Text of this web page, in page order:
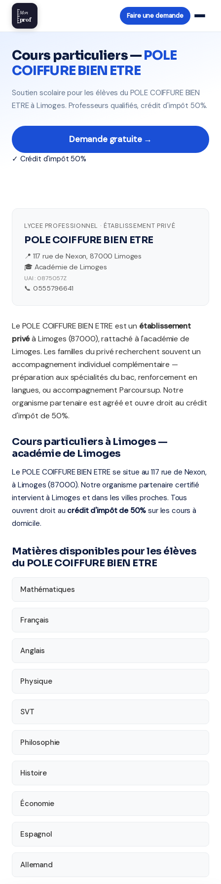
Mon
prof Faire une demande
Cours particuliers —POLE
COIFFURE BIEN ETRE
Soutien scolaire pour les élèves du POLE COIFFURE BIEN
ETRE à Limoges. Professeurs qualifiés, crédit d'impôt 50%.
Demande gratuite →
✓ Crédit d'impôt 50%
LYCEE PROFESSIONNEL · ÉTABLISSEMENT PRIVÉ
POLE COIFFURE BIEN ETRE
📍 117 rue de Nexon, 87000 Limoges
🎓 Académie de Limoges
UAI : 0875057Z
📞 0555796641
Le POLE COIFFURE BIEN ETRE est un établissement
privéà Limoges (87000), rattaché à l'académie de
Limoges. Les familles du privé recherchent souvent un
accompagnement individuel complémentaire —
préparation aux spécialités du bac, renforcement en
langues, ou accompagnement Parcoursup. Notre
organisme partenaire est agréé et ouvre droit au crédit
d'impôt de 50%.
Cours particuliers à Limoges —
académie de Limoges
Le POLE COIFFURE BIEN ETRE se situe au 117 rue de Nexon,
à Limoges (87000). Notre organisme partenaire certifié
intervient à Limoges et dans les villes proches. Tous
ouvrent droit au crédit d'impôt de 50% sur les cours à
domicile.
Matières disponibles pour les élèves
du POLE COIFFURE BIEN ETRE
Mathématiques
Français
Anglais
Physique
SVT
Philosophie
Histoire
Économie
Espagnol
Allemand